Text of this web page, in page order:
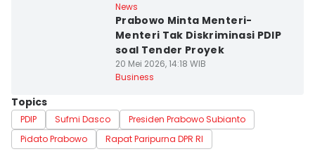
News
Prabowo Minta Menteri-
Menteri Tak Diskriminasi PDIP
soal Tender Proyek
20 Mei 2026, 14:18 WIB
Business
Topics
PDIP Sufmi Dasco
Presiden Prabowo Subianto
Pidato Prabowo
Rapat Paripurna DPR RI